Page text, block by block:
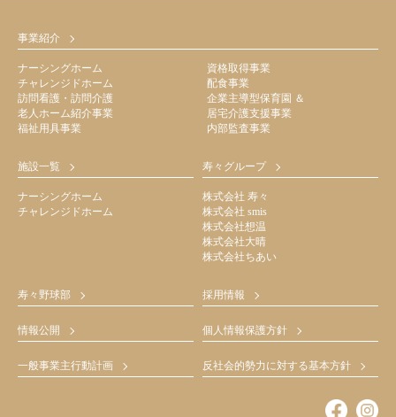
事業紹介
ナーシングホーム
チャレンジドホーム
訪問看護・訪問介護
老人ホーム紹介事業
福祉用具事業
資格取得事業
配食事業
企業主導型保育園 ＆
居宅介護支援事業
内部監査事業
施設一覧
ナーシングホーム
チャレンジドホーム
寿々グループ
株式会社 寿々
株式会社 smis
株式会社想温
株式会社大晴
株式会社ちあい
寿々野球部
情報公開
一般事業主行動計画
採用情報
個人情報保護方針
反社会的勢力に対する基本方針